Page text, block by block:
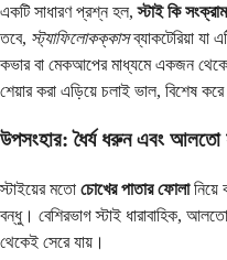
একটি সাধারণ প্রশ্ন হল,স্টাই কি
তবে, স্ট্যাফিলোকক্কাসব্যাকটেরিয়া যা
কভার বা মেকআপের মাধ্যমে একজন
শেয়ার করা এড়িয়ে চলাই ভাল, বিশেষ
উপসংহার: ধৈর্য ধরুন এবং আলতো
স্টাইয়ের মতো চোখের পাতার ফোলানিয়ে
বন্ধু। বেশিরভাগ স্টাই ধারাবাহিক,
থেকেই সেরে যায়।